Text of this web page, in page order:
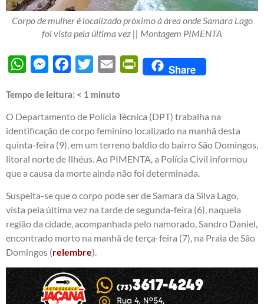
Corpo de mulher é localizado próximo à área onde Samara Lago
foi vista pela última vez || Montagem PIMENTA
WhatsAppMessengerFacebook
Twitter Email PrintFriendly
Share
Tempo de leitura: < 1 minuto
O Departamento de Polícia Técnica (DPT) trabalha na
identificação de corpo feminino localizado na manhã desta
quinta-feira (9), em um terreno baldio do bairro São Domingos,
litoral norte de Ilhéus. Ao PIMENTA, a Polícia Civil informou
que a causa da morte ainda não foi determinada.
Suspeita-se que o corpo pode ser de Samara da Silva Lago,
vista pela última vez na tarde de segunda-feira (6), naquela
região da cidade, acompanhada pelo namorado, Sandro Daniel,
encontrado morto na manhã de terça-feira (7), na Praia de São
Domingos (relembre).